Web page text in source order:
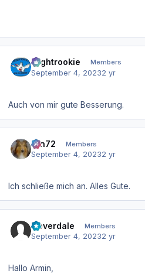
Flightrookie Members
September 4, 20232 yr
Auch von mir gute Besserung.
ron72 Members
September 4, 20232 yr
Ich schließe mich an. Alles Gute.
Coverdale Members
September 4, 20232 yr
Hallo Armin,